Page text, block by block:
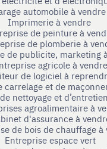
automobile à vendre
Imprimerie à vendre
de peinture à
de plomberie à
de publicite, marketing
agricole à vendre
de logiciel à
carrelage et de
nettoyage et
agroalimentaire à
d'assurance à
de bois de chauffage à
Entreprise espace vert